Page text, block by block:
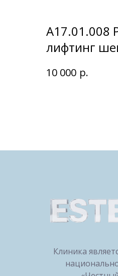
А17.01.008
лифтинг
10 000 р.
Клиника